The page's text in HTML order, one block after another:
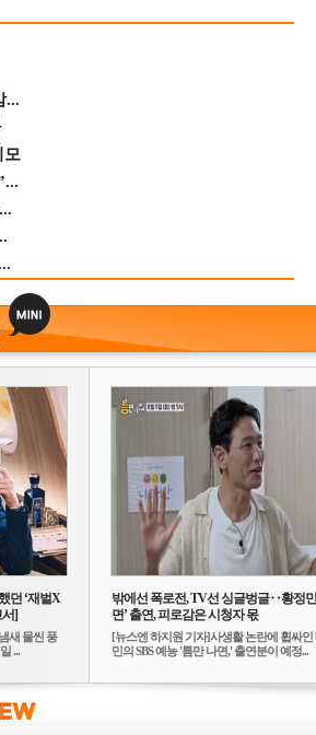
...
던 ‘재벌X
]
새 물씬 풍
...
밖에선 폭로전, TV선 싱글벙글‥황정민
면’ 출연, 피로감은 시청자 몫
[뉴스엔 하지원 기자]사생활 논란에 휩싸인
민의 SBS 예능 '틈만 나면,' 출연분이 예정...